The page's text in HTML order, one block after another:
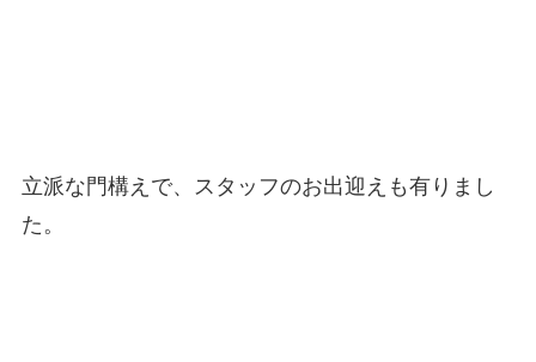
立派な門構えで、スタッフのお出迎えも有りまし
た。